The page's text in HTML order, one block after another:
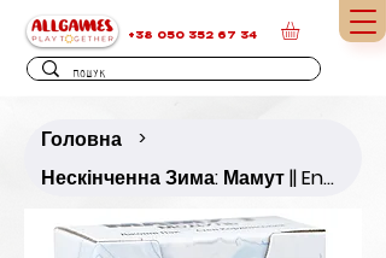
+38 050 352 67 34
Головна >
Нескінченна Зима: Мамут || Endless Winter: Mammoth Module